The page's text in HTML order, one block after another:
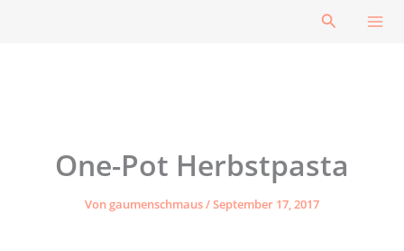
Suchen
One-Pot Herbstpasta
Vongaumenschmaus/September 17, 2017